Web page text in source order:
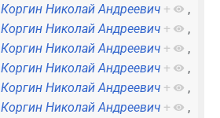
Коргин Николай Андреевич +
,
Коргин Николай Андреевич +
,
Коргин Николай Андреевич +
,
Коргин Николай Андреевич +
,
Коргин Николай Андреевич +
,
Коргин Николай Андреевич +
,